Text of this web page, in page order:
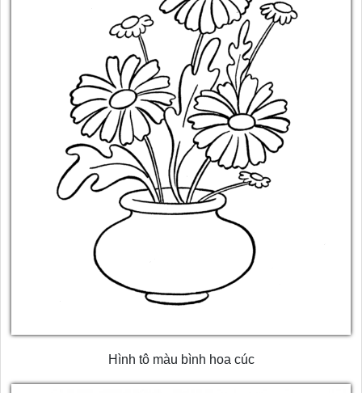
Hình tô màu bình hoa cúc